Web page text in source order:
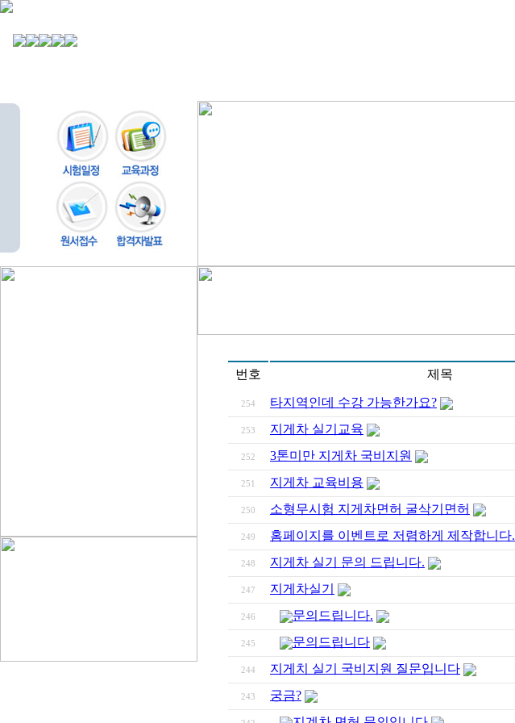
번호 제목
254 타지역인데 수강 가능한가요?
253 지게차 실기교육
252 3톤미만 지게차 국비지원
251 지게차 교육비용
250 소형무시험 지게차면허 굴삭기면허
249 홈페이지를 이벤트로 저렴하게 제작합니다.
248 지게차 실기 문의 드립니다.
247 지게차실기
246 문의드립니다.
245 문의드립니다
244 지게치 실기 국비지원 질문입니다
243 궁금?